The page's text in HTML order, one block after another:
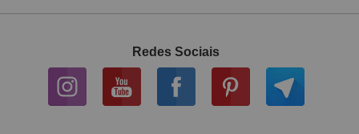
Redes Sociais